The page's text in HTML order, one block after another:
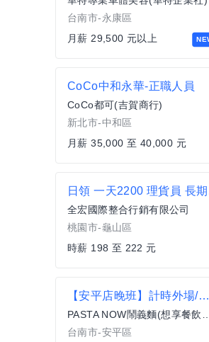
台南市-永康區
月薪 29,500 元以上
CoCo中和永華-正職人員
CoCo都可(吉賀商行)
新北市-中和區
月薪 35,000 至 40,000 元
全宏國際整合行銷有限公司
桃園市-龜山區
時薪 198 至 222 元
【安平店晚班】計時外場/薪213/國定假日雙倍/超時加班費/工讀或兼職可
PASTA NOW鬧義
台南市-安平區